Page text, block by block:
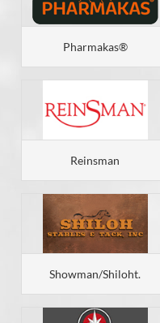
Pharmakas®
Reinsman
Showman/Shiloht.